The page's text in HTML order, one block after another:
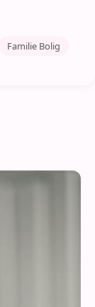
Familie Bolig